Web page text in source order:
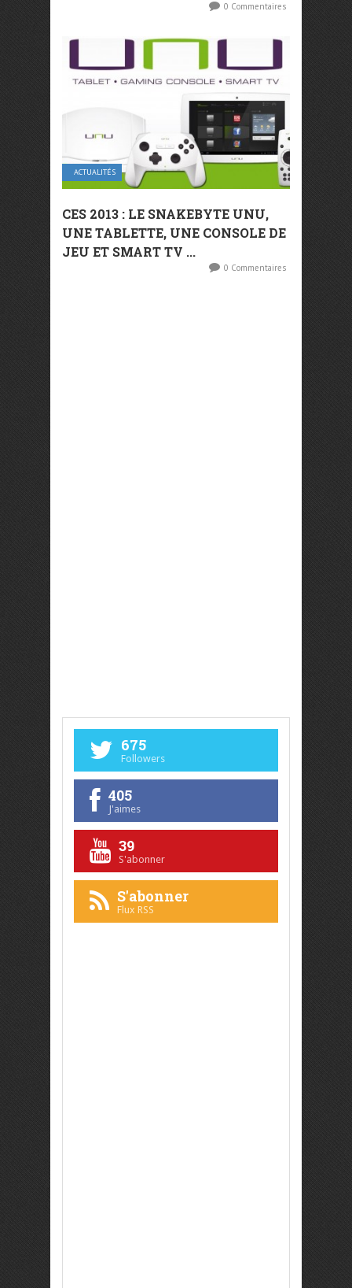
0 Commentaires
ACTUALITÉS
CES 2013 : LE SNAKEBYTE UNU,
UNE TABLETTE, UNE CONSOLE DE
JEU ET SMART TV ...
0 Commentaires
675
Followers
405
J'aimes
39
S'abonner
S'abonner
Flux RSS